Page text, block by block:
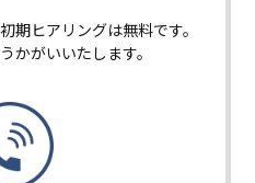
期ヒアリングは無料です。
かがいいたします。